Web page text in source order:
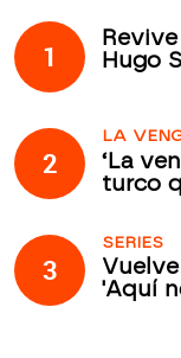
1
Hugo
2
LA
‘La
turco
3
SERIES
'Aquí